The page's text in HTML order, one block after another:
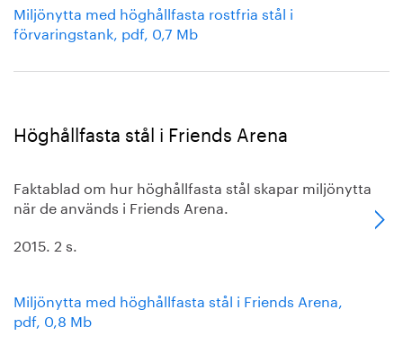
Miljönytta med höghållfasta rostfria stål i
förvaringstank, pdf, 0,7 Mb
Höghållfasta stål i Friends Arena
Faktablad om hur höghållfasta stål skapar miljönytta
när de används i Friends Arena.
2015. 2 s.
Miljönytta med höghållfasta stål i Friends Arena,
pdf, 0,8 Mb